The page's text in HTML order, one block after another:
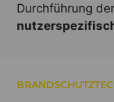
Durchführung der